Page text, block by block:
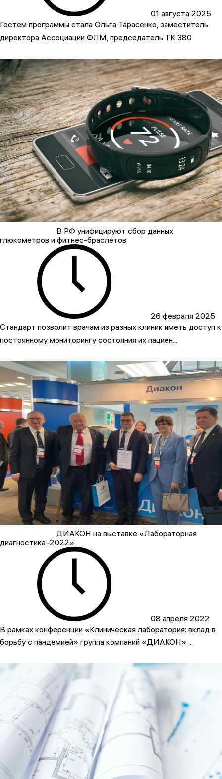
01 августа 2025
Гостем программы стала Ольга Тарасенко, заместитель
директора Ассоциации ФЛМ, председатель ТК 380
В РФ унифицируют сбор данных
глюкометров и фитнес-браслетов
26 февраля 2025
Стандарт позволит врачам из разных клиник иметь доступ к
постоянному мониторингу состояния их пациен...
ДИАКОН на выставке «Лабораторная
диагностика–2022»
08 апреля 2022
В рамках конференции «Клиническая лаборатория: вклад в
борьбу с пандемией» группа компаний «ДИАКОН» ...